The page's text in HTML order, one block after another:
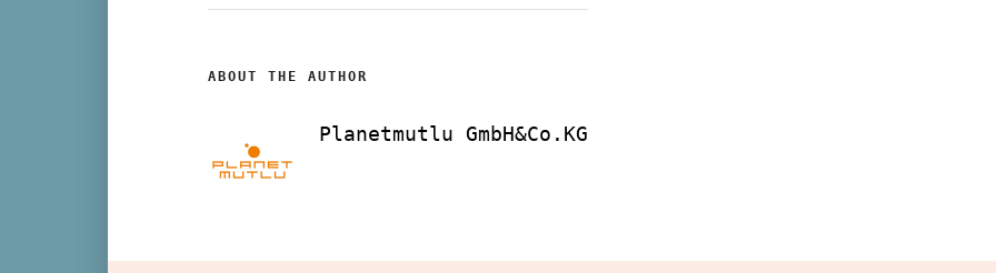
ABOUT THE AUTHOR
Planetmutlu GmbH&Co.KG